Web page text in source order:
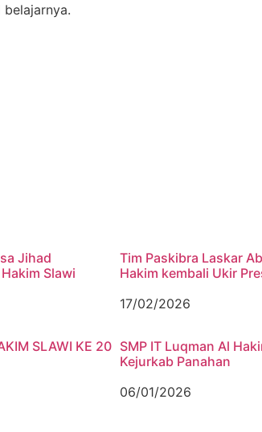
Jihad
Slawi
Tim Paskibra Laskar
Hakim kembali Ukir
17/02/2026
SLAWI KE 20 SMP IT Luqman Al
Kejurkab Panahan
06/01/2026